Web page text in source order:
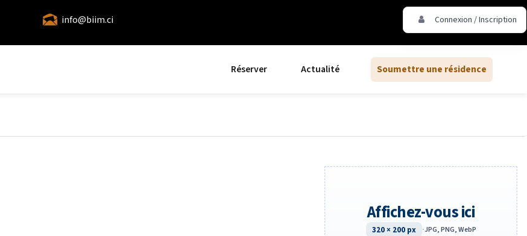
info@biim.ci Connexion / Inscription
Réserver Actualité Soumettre une résidence
Affichez-vous ici
320 × 200 px ·JPG, PNG, WebP